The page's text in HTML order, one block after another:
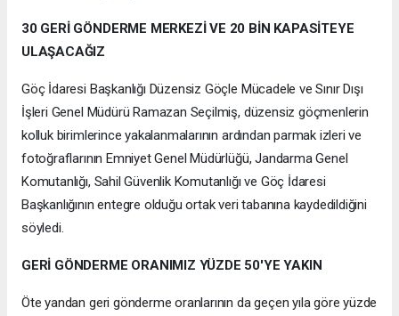
30 GERİ GÖNDERME MERKEZİ VE 20 BİN KAPASİTEYE
ULAŞACAĞIZ
Göç İdaresi Başkanlığı Düzensiz Göçle Mücadele ve Sınır Dışı
İşleri Genel Müdürü Ramazan Seçilmiş, düzensiz göçmenlerin
kolluk birimlerince yakalanmalarının ardından parmak izleri ve
fotoğraflarının Emniyet Genel Müdürlüğü, Jandarma Genel
Komutanlığı, Sahil Güvenlik Komutanlığı ve Göç İdaresi
Başkanlığının entegre olduğu ortak veri tabanına kaydedildiğini
söyledi.
GERİ GÖNDERME ORANIMIZ YÜZDE 50'YE YAKIN
Öte yandan geri gönderme oranlarının da geçen yıla göre yüzde